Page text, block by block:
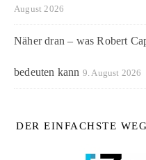
August 2026
Näher dran – was Robert
bedeuten kann 9. August 2026
DER EINFACHSTE